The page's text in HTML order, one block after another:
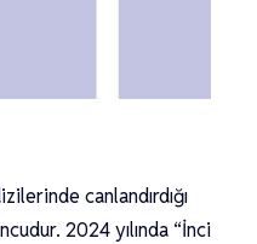
canlandırdığı
2024 yılında “İnci